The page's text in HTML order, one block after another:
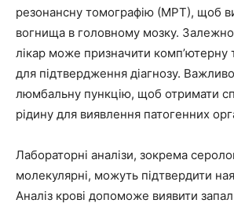
резонансну томографію (МРТ), щоб
вогнища в головному мозку. Залежно
лікар може призначити комп’ютерну
для підтвердження діагнозу.
люмбальну пункцію, щоб отримати
рідину для виявлення патогенних
Лабораторні аналізи, зокрема
молекулярні, можуть підтвердити
Аналіз крові допоможе виявити